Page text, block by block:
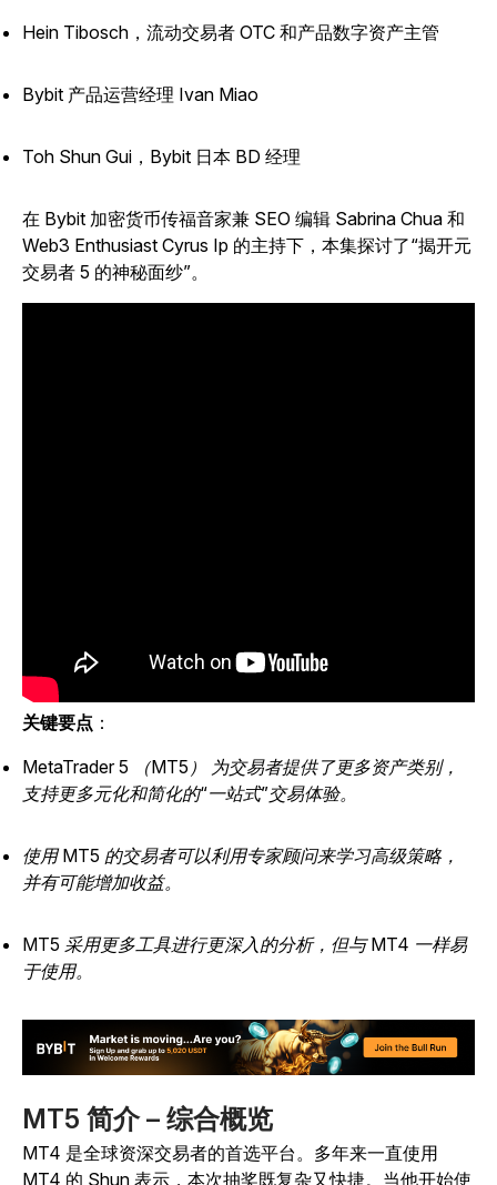
Hein Tibosch，流动交易者 OTC 和产品数字资产主管
Bybit 产品运营经理 Ivan Miao
Toh Shun Gui，Bybit 日本 BD 经理
在 Bybit 加密货币传福音家兼 SEO 编辑 Sabrina Chua 和
Web3 Enthusiast Cyrus Ip 的主持下，本集探讨了“揭开元
交易者 5 的神秘面纱”。
关键要点 ：
MetaTrader 5 （MT5） 为交易者提供了更多资产类别，
支持更多元化和简化的“一站式”交易体验。
使用 MT5 的交易者可以利用专家顾问来学习高级策略，
并有可能增加收益。
MT5 采用更多工具进行更深入的分析，但与 MT4 一样易
于使用。
MT5 简介 – 综合概览
MT4 是全球资深交易者的首选平台。多年来一直使用
MT4 的 Shun 表示，本次抽奖既复杂又快捷。当他开始使